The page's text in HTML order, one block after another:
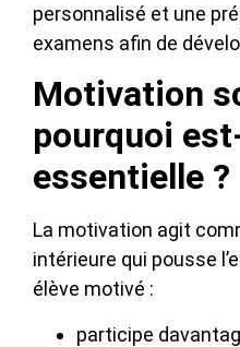
personnalisé et une
examens afin de
Motivation
pourquoi
essentielle ?
La motivation agit
intérieure qui pousse
élève motivé :
participe